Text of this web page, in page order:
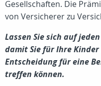
Gesellschaften. Die
von Versicherer zu
Lassen Sie sich auf
damit Sie für Ihre
Entscheidung für eine
treffen können.